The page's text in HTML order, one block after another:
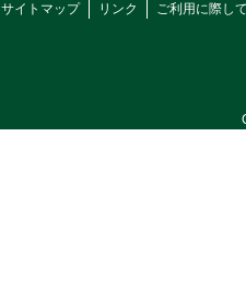
サイトマップ リンク ご利用に際し